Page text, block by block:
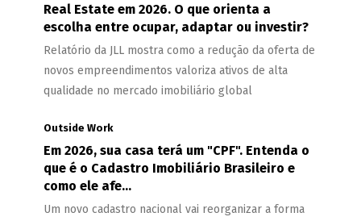
Real Estate em 2026. O que orienta a
escolha entre ocupar, adaptar ou investir?
Relatório da JLL mostra como a redução da oferta de
novos empreendimentos valoriza ativos de alta
qualidade no mercado imobiliário global
Outside Work
Em 2026, sua casa terá um "CPF". Entenda o
que é o Cadastro Imobiliário Brasileiro e
como ele afe...
Um novo cadastro nacional vai reorganizar a forma